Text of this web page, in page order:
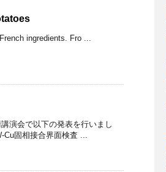
ingredients. Fro ...
演会で以下の発表を行いまし
Cu固相接合界面検査 ...